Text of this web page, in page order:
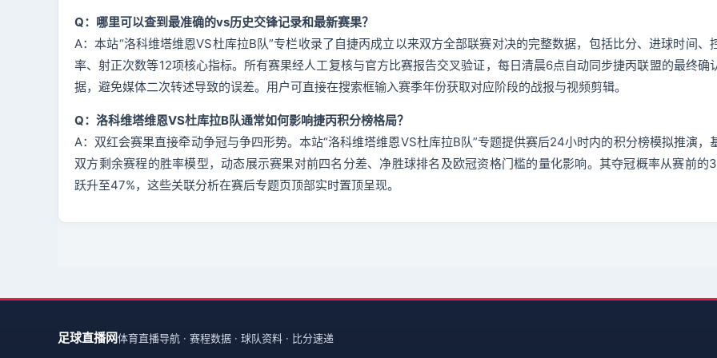
Q：哪里可以查到最准确的vs历史交锋记录和最新赛果？
A：本站“洛科维塔维恩VS杜库拉B队”专栏收录了自捷丙成立以来双方全部联赛对决的完整数据，包括比分、进球时间、
率、射正次数等12项核心指标。所有赛果经人工复核与官方比赛报告交叉验证，每日清晨6点自动同步捷丙联盟的最终确
据，避免媒体二次转述导致的误差。用户可直接在搜索框输入赛季年份获取对应阶段的战报与视频剪辑。
Q：洛科维塔维恩VS杜库拉B队通常如何影响捷丙积分榜格局？
A：双红会赛果直接牵动争冠与争四形势。本站“洛科维塔维恩VS杜库拉B队”专题提供赛后24小时内的积分榜模拟推演，
双方剩余赛程的胜率模型，动态展示赛果对前四名分差、净胜球排名及欧冠资格门槛的量化影响。其夺冠概率从赛前的
跃升至47%，这些关联分析在赛后专题页顶部实时置顶呈现。
足球直播网体育直播导航 · 赛程数据 · 球队资料 · 比分速递